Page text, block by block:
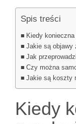
Spis treści
Kiedy
Jakie są objawy
Jak
Czy można
Jakie są koszty
Kiedy